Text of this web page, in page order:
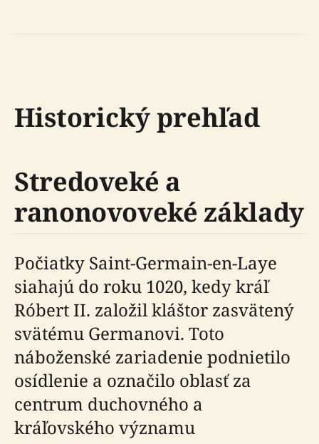
Historický prehľad
Stredoveké a
ranonovoveké základy
Počiatky Saint-Germain-en-Laye
siahajú do roku 1020, kedy kráľ
Róbert II. založil kláštor zasvätený
svätému Germanovi. Toto
náboženské zariadenie podnietilo
osídlenie a označilo oblasť za
centrum duchovného a
kráľovského významu